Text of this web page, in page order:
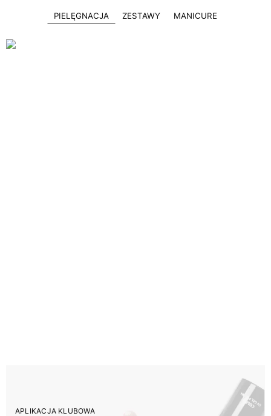
PIELĘGNACJA ZESTAWY MANICURE
APLIKACJA KLUBOWA